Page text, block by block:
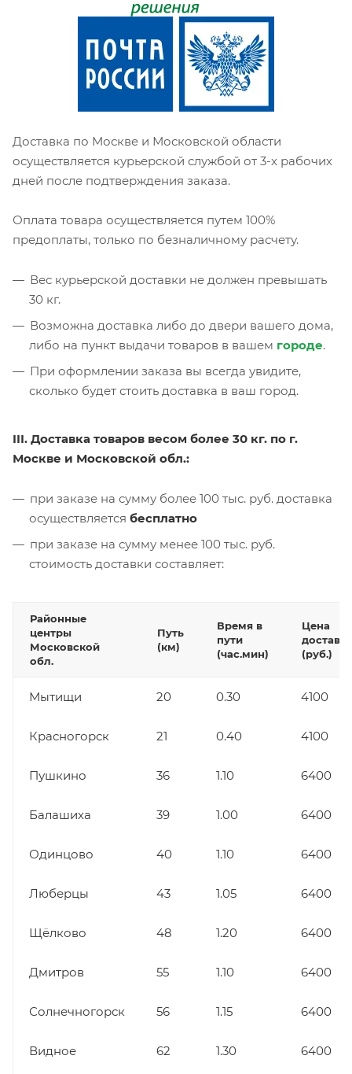
Доставка по Москве и Московской области
осуществляется курьерской службой от 3-х рабочих
дней после подтверждения заказа.
Оплата товара осуществляется путем 100%
предоплаты, только по безналичному расчету.
Вес курьерской доставки не должен превышать
30 кг.
Возможна доставка либо до двери вашего дома,
либо на пункт выдачи товаров в вашем городе.
При оформлении заказа вы всегда увидите,
сколько будет стоить доставка в ваш город.
III. Доставка товаров весом более 30 кг. по г.
Москве и Московской обл.:
при заказе на сумму более 100 тыс. руб. доставка
осуществляется бесплатно
при заказе на сумму менее 100 тыс. руб.
стоимость доставки составляет:
Районные
центры
Московской
обл.
Путь
(км)
Время в
пути
(час.мин)
Цена
(руб.)
Мытищи 20 0.30 4100
Красногорск 21 0.40 4100
Пушкино 36 1.10 6400
Балашиха 39 1.00 6400
Одинцово 40 1.10 6400
Люберцы 43 1.05 6400
Щёлково 48 1.20 6400
Дмитров 55 1.10 6400
Солнечногорск 56 1.15 6400
Видное 62 1.30 6400